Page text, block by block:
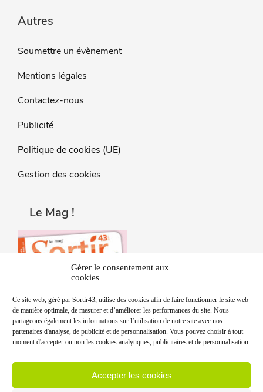
Gérer le consentement aux
cookies
Ce site web, géré par Sortir43, utilise des cookies afin de faire fonctionner le site web
de manière optimale, de mesurer et d’améliorer les performances du site. Nous
partageons également les informations sur l’utilisation de notre site avec nos
partenaires d'analyse, de publicité et de personnalisation. Vous pouvez choisir à tout
moment d'accepter ou non les cookies analytiques, publicitaires et de personnalisation.
Accepter les cookies
Autres
Soumettre un évènement
Mentions légales
Contactez-nous
Publicité
Politique de cookies (UE)
Gestion des cookies
Le Mag !